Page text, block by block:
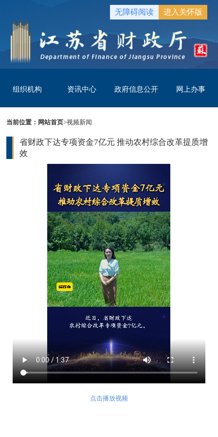
无障碍阅读 进入关怀版
组织机构 资讯中心 政府信息公开 网上办事
当前位置： 网站首页>视频新闻
省财政下达专项资金7亿元 推动农村综合改革提质增
效
点击播放视频